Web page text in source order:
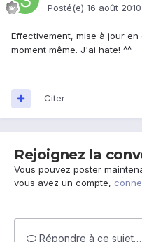
Posté(e) 16 août 2010
Effectivement, mise à jour
moment même. J'ai hate! ^^
Citer
Rejoignez la
Vous pouvez poster
vous avez un compte,
Répondre à ce sujet…